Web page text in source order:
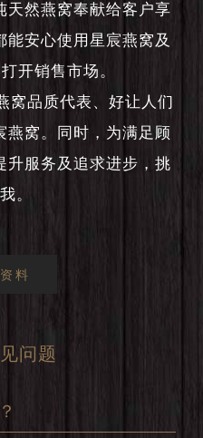
天然燕窝奉献给客户享
能安心使用星宸燕窝及
开销售市场。
窝品质代表、好让人们
燕窝。同时，为满足顾
升服务及追求进步，挑
。
料
问题